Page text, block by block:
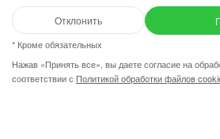
Написать в WhatsApp
Написать в Viber
Общество с ограниченной
Отклонить
Отклонить
* Кроме обязательных
Нажав «Принять все», вы даете согласие на
соответствии с Политикой обработки файлов
+7 (958) 58-15-